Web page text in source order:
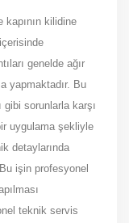
kapının kilidine
genelde ağır
yapmaktadır. Bu
gibi sorunlarla karşı
uygulama şekliyle
detaylarında
işin profesyonel
teknik servis